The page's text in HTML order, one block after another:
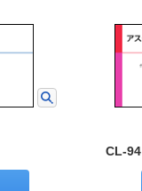
CL-94